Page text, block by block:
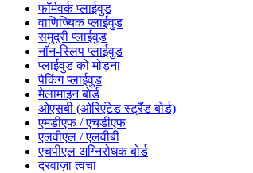
फॉर्मवर्क प्लाईवुड
वाणिज्यिक प्लाईवुड
समुद्री प्लाईवुड
नॉन-स्लिप प्लाईवुड
प्लाईवुड को मोड़ना
पैकिंग प्लाईवुड
मेलामाइन बोर्ड
ओएसबी (ओरिएंटेड स्ट्रैंड बोर्ड)
एमडीएफ / एचडीएफ
एलवीएल / एलवीबी
एचपीएल अग्निरोधक बोर्ड
दरवाज़ा त्वचा